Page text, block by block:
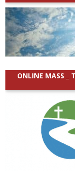
ONLINE MASS _